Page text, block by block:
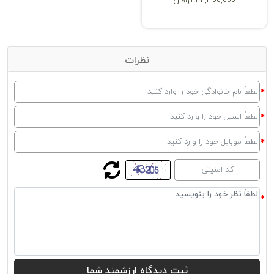
به تشریح کاربردهای میز چوبی در بند قبل اشاره کردیم، در این بند انواع
این نوع میز را به صورت مختصر برای شما تشریح می‌کنیم تا در صورت نیاز
برای خرید هر یک از محصولات مورد نیاز برای چنین مواردی بتوانید دست
روی میزهای چوبی بگذارید. البته جنس‌های دیگری را هم می‌توان برای هر
یک از این محصولات پیدا کرد، اما واقعاً مقایسه مزیت‌ها و زیبایی‌های
موجود در میز چوبی با مزایا و معایب سایر اجناس، هیچ انتخاب دیگری
به‌جز چوب را برای کاربر باقی نمی‌گذارد. در هر یک ازانواع میزهایزیر، چوب
می‌تواند به عنوان بهترین جنس مهمان خانه‌های گرم شما باشد:
میز تلفن:از این نوع میز برای قرار دادن تلفن استفاده می‌شود. تنوع
بسیار زیادی دارد و ست کردن آن با مبلمان و میز تلویزیون و میز عسلی
ازجمله اولویت‌های خریداران است.
میز عسلی:نوعی میز برای پذیرایی برای جلوی مبلمان در خانه است که
جلو مبلی خریداری شده نیز می‌تواند زیبایی بسیار زیادی
نظرات